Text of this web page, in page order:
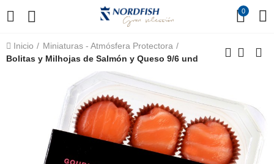
0
Inicio
Miniaturas - Atmósfera Protectora
Bolitas y Milhojas de Salmón y Queso 9/6 und